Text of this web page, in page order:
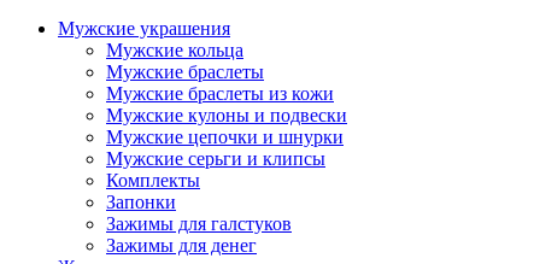
Мужские украшения
Мужские кольца
Мужские браслеты
Мужские браслеты из кожи
Мужские кулоны и подвески
Мужские цепочки и шнурки
Мужские серьги и клипсы
Комплекты
Запонки
Зажимы для галстуков
Зажимы для денег